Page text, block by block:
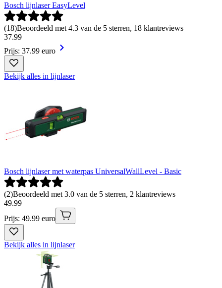
Bosch lijnlaser EasyLevel
(18)Beoordeeld met 4.3 van de 5 sterren, 18 klantreviews
37.99
Prijs: 37.99 euro
Bekijk alles in lijnlaser
Bosch lijnlaser met waterpas UniversalWallLevel - Basic
(2)Beoordeeld met 3.0 van de 5 sterren, 2 klantreviews
49.99
Prijs: 49.99 euro
Bekijk alles in lijnlaser